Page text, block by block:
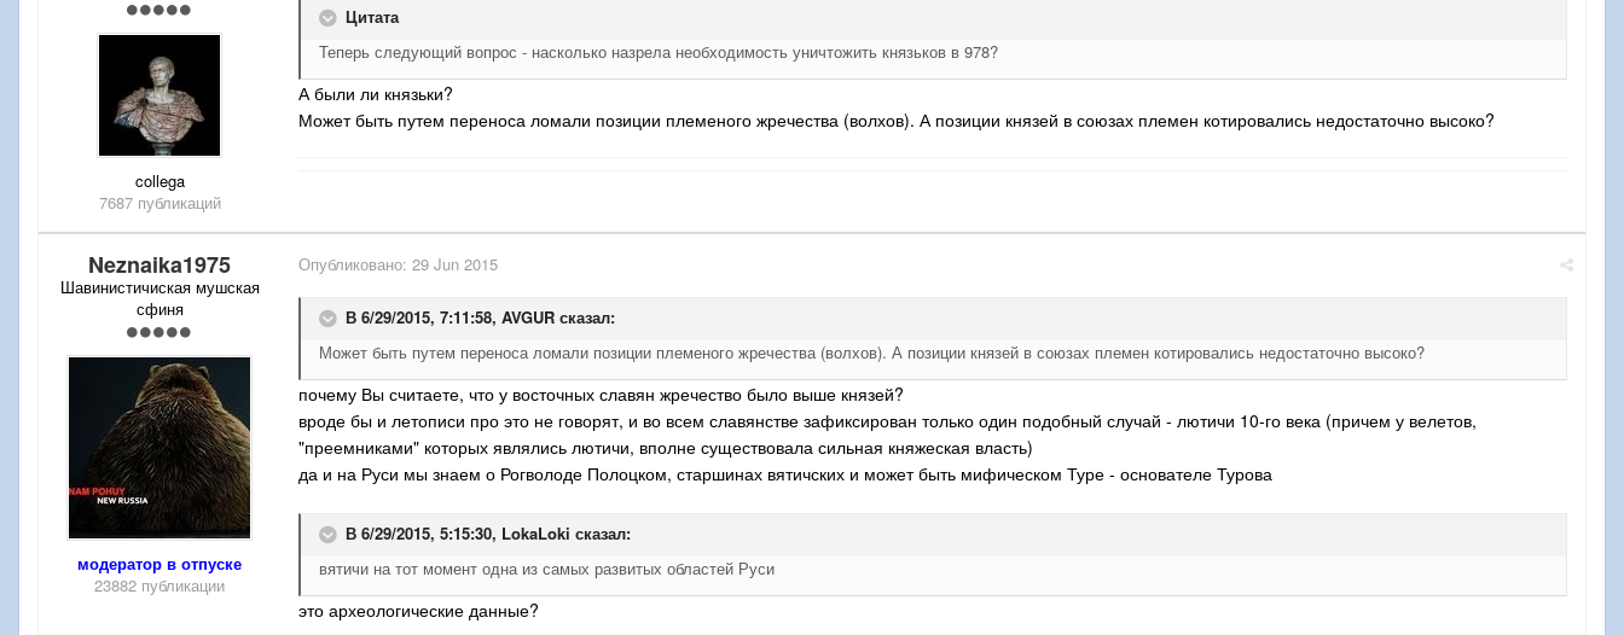
collega
7687 публикаций
Цитата
Теперь следующий вопрос - насколько назрела необходимость уничтожить князьков в 978?
А были ли князьки?
Может быть путем переноса ломали позиции племеного жречества (волхов). А позиции князей в союзах племен котировались недостаточно высоко?
Neznaika1975
Шавинистичиская мушская
сфиня
модератор в отпуске
23882 публикации
Опубликовано: 29 Jun 2015
В 6/29/2015, 7:11:58, AVGUR сказал:
Может быть путем переноса ломали позиции племеного жречества (волхов). А позиции князей в союзах племен котировались недостаточно высоко?
почему Вы считаете, что у восточных славян жречество было выше князей?
вроде бы и летописи про это не говорят, и во всем славянстве зафиксирован только один подобный случай - лютичи 10-го века (причем у велетов,
"преемниками" которых являлись лютичи, вполне существовала сильная княжеская власть)
да и на Руси мы знаем о Рогволоде Полоцком, старшинах вятичских и может быть мифическом Туре - основателе Турова
В 6/29/2015, 5:15:30, LokaLoki сказал:
вятичи на тот момент одна из самых развитых областей Руси
это археологические данные?